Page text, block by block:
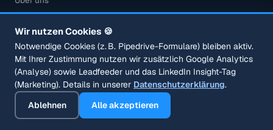
Warum Acceleraid
Karriere
Partner
Kontakt
Demo anfragen
Sicherheit
Wir nutzen Cookies 🍪
Notwendige Cookies (z. B. Pipedrive-Formulare) bleiben aktiv.
Mit Ihrer Zustimmung nutzen wir zusätzlich Google Analytics
(Analyse) sowie Leadfeeder und das LinkedIn Insight-Tag
(Marketing). Details in unserer Datenschutzerklärung.
Ablehnen
Alle akzeptieren